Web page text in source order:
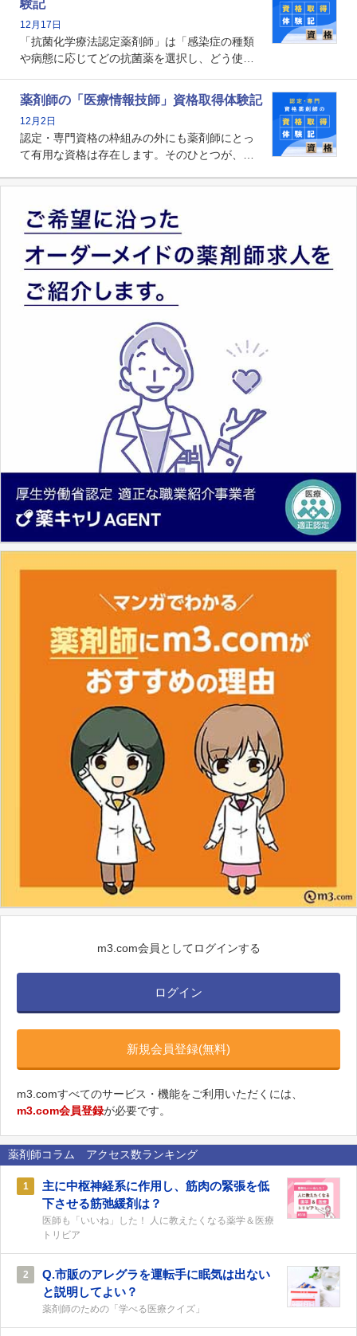
貢献する姿は、今も病院薬剤師にとって一目置
かれる存在です。
験記
12月17日
「抗菌化学療法認定薬剤師」は「感染症の種類
や病態に応じてどの抗菌薬を選択し、どう使っ
る薬剤師です。現在、感染防止対策加算の施設
基準に専任の薬剤師配置が挙げられており、今
後は感染症領域で薬剤師に、より多くの役割が
求められる可能性もあります。
薬剤師の「医療情報技師」資格取得体験記
12月2日
認定・専門資格の枠組みの外にも薬剤師にとっ
て有用な資格は存在します。そのひとつが、
査データ、投薬歴など非常に多岐にわたる医療
とは、病院薬剤師を中心に大きな武器になりま
す。
m3.com会員としてログインする
ログイン
新規会員登録(無料)
m3.comすべてのサービス・機能をご利用いただくには、
m3.com会員登録が必要です。
薬剤師コラム アクセス数ランキング
1
主に中枢神経系に作用し、筋肉の緊張を低
下させる筋弛緩剤は？
医師も「いいね」した！ 人に教えたくなる薬学＆医療
トリビア
2
Q.市販のアレグラを運転手に眠気は出ない
と説明してよい？
薬剤師のための「学べる医療クイズ」